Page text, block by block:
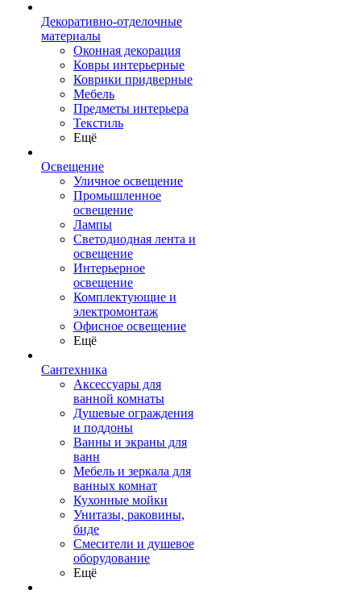
Декоративно-отделочные
материалы
Оконная декорация
Ковры интерьерные
Коврики придверные
Мебель
Предметы интерьера
Текстиль
Ещё
Освещение
Уличное освещение
Промышленное
освещение
Лампы
Светодиодная лента и
освещение
Интерьерное
освещение
Комплектующие и
электромонтаж
Офисное освещение
Ещё
Сантехника
Аксессуары для
ванной комнаты
Душевые ограждения
и поддоны
Ванны и экраны для
ванн
Мебель и зеркала для
ванных комнат
Кухонные мойки
Унитазы, раковины,
биде
Смесители и душевое
оборудование
Ещё